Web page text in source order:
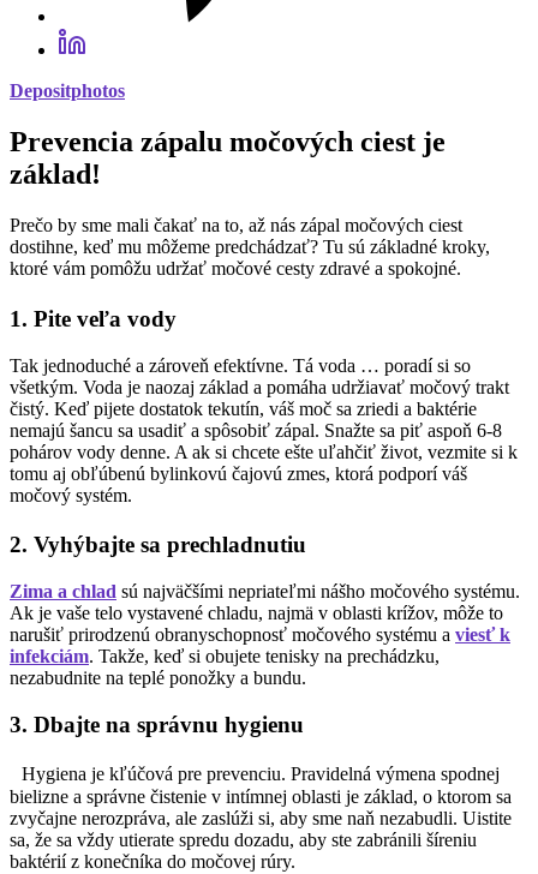
Depositphotos
Prevencia zápalu močových ciest je
základ!
Prečo by sme mali čakať na to, až nás zápal močových ciest
dostihne, keď mu môžeme predchádzať? Tu sú základné kroky,
ktoré vám pomôžu udržať močové cesty zdravé a spokojné.
1. Pite veľa vody
Tak jednoduché a zároveň efektívne. Tá voda … poradí si so
všetkým. Voda je naozaj základ a pomáha udržiavať močový trakt
čistý. Keď pijete dostatok tekutín, váš moč sa zriedi a baktérie
nemajú šancu sa usadiť a spôsobiť zápal. Snažte sa piť aspoň 6-8
pohárov vody denne. A ak si chcete ešte uľahčiť život, vezmite si k
tomu aj obľúbenú bylinkovú čajovú zmes, ktorá podporí váš
močový systém.
2. Vyhýbajte sa prechladnutiu
Zima a chlad sú najväčšími nepriateľmi nášho močového systému.
Ak je vaše telo vystavené chladu, najmä v oblasti krížov, môže to
narušiť prirodzenú obranyschopnosť močového systému a viesť k
infekciám. Takže, keď si obujete tenisky na prechádzku,
nezabudnite na teplé ponožky a bundu.
3. Dbajte na správnu hygienu
Hygiena je kľúčová pre prevenciu. Pravidelná výmena spodnej
bielizne a správne čistenie v intímnej oblasti je základ, o ktorom sa
zvyčajne nerozpráva, ale zaslúži si, aby sme naň nezabudli. Uistite
sa, že sa vždy utierate spredu dozadu, aby ste zabránili šíreniu
baktérií z konečníka do močovej rúry.